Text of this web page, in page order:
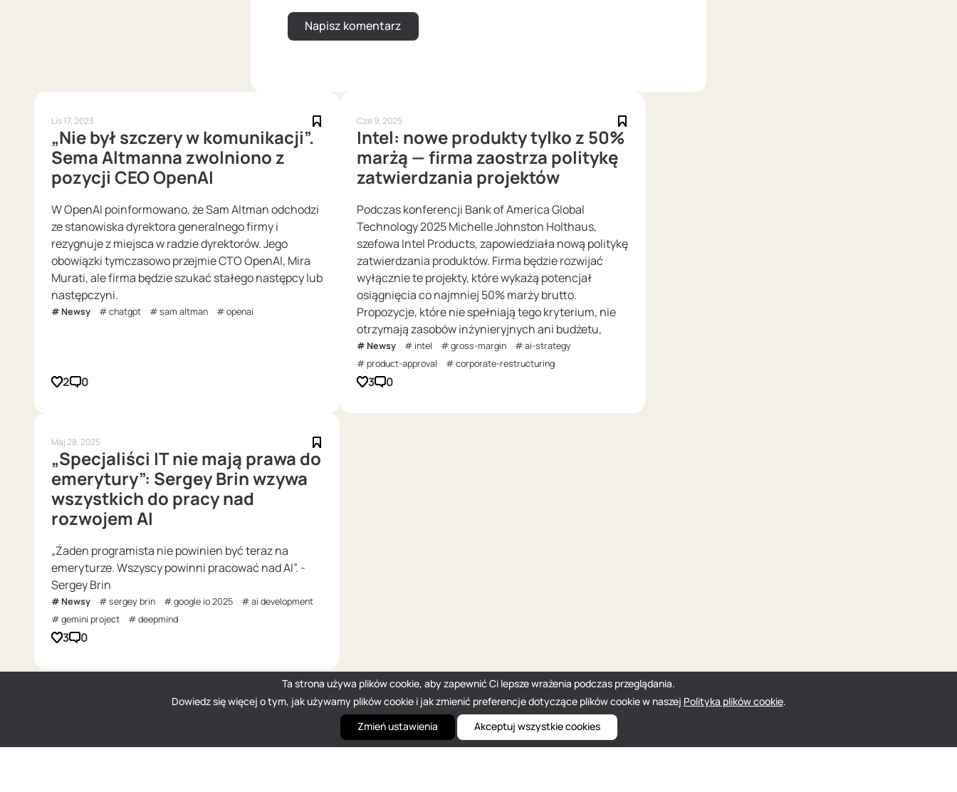
Lis 17, 2023
„Nie był szczery w komunikacji”.
Sema Altmanna zwolniono z
pozycji CEO OpenAI
W OpenAI poinformowano, że Sam Altman odchodzi
ze stanowiska dyrektora generalnego firmy i
rezygnuje z miejsca w radzie dyrektorów. Jego
obowiązki tymczasowo przejmie CTO OpenAI, Mira
Murati, ale firma będzie szukać stałego następcy lub
następczyni.
Newsy chatgpt sam altman openai
2 0
Cze 9, 2025
Intel: nowe produkty tylko z 50%
marżą — firma zaostrza politykę
zatwierdzania projektów
Podczas konferencji Bank of America Global
Technology 2025 Michelle Johnston Holthaus,
szefowa Intel Products, zapowiedziała nową politykę
zatwierdzania produktów. Firma będzie rozwijać
wyłącznie te projekty, które wykażą potencjał
osiągnięcia co najmniej 50% marży brutto.
Propozycje, które nie spełniają tego kryterium, nie
otrzymają zasobów inżynieryjnych ani budżetu,
Newsy intel gross-margin
ai-strategy
product-approval
corporate-restructuring
3 0
Maj 28, 2025
„Specjaliści IT nie mają prawa do
emerytury”: Sergey Brin wzywa
wszystkich do pracy nad
rozwojem AI
„Żaden programista nie powinien być teraz na
emeryturze. Wszyscy powinni pracować nad AI”. -
Sergey Brin
Newsy sergey brin google io 2025
ai development
gemini project
deepmind
3 0
Ta strona używa plików cookie, aby zapewnić Ci lepsze wrażenia podczas przeglądania.
Dowiedz się więcej o tym, jak używamy plików cookie i jak zmienić preferencje dotyczące plików cookie w naszej Polityka plików cookie.
Zmień ustawienia
Akceptuj wszystkie cookies